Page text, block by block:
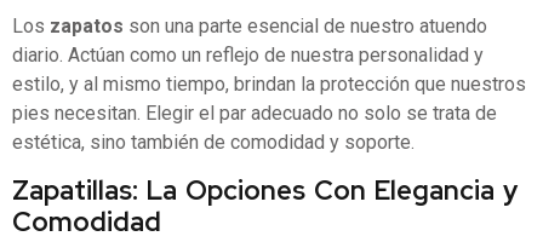
Los zapatos son una parte esencial de nuestro atuendo
diario. Actúan como un reflejo de nuestra personalidad y
estilo, y al mismo tiempo, brindan la protección que nuestros
pies necesitan. Elegir el par adecuado no solo se trata de
estética, sino también de comodidad y soporte.
Zapatillas: La Opciones Con Elegancia y
Comodidad